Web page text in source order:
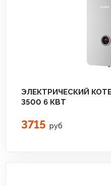
ЭЛЕКТРИЧЕСКИЙ
3500 6 КВТ
3715 руб